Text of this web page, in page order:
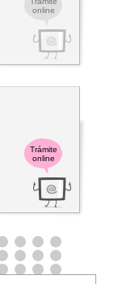
online
Trámite
online